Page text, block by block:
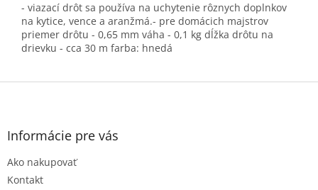
- viazací drôt sa používa na uchytenie rôznych doplnkov
na kytice, vence a aranžmá.- pre domácich majstrov
priemer drôtu - 0,65 mm váha - 0,1 kg dĺžka drôtu na
drievku - cca 30 m farba: hnedá
Z
Informácie pre vás
Ako nakupovať
Kontakt